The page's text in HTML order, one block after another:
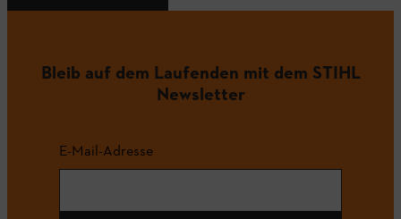
Bleib auf dem Laufenden mit dem STIHL
Newsletter
E-Mail-Adresse